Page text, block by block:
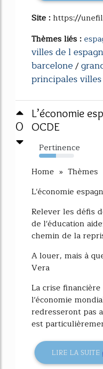
Site :https://
Thèmes liés :
villes de l
barcelone/
principales
0
L’économie
OCDE
Pertinence
49%
Home »
L'économie
Relever les défis
de l'éducation
chemin de la
A louer, mais à
Vera
La crise
l'économie
redresseront pas
est
LIRE LA SUITE